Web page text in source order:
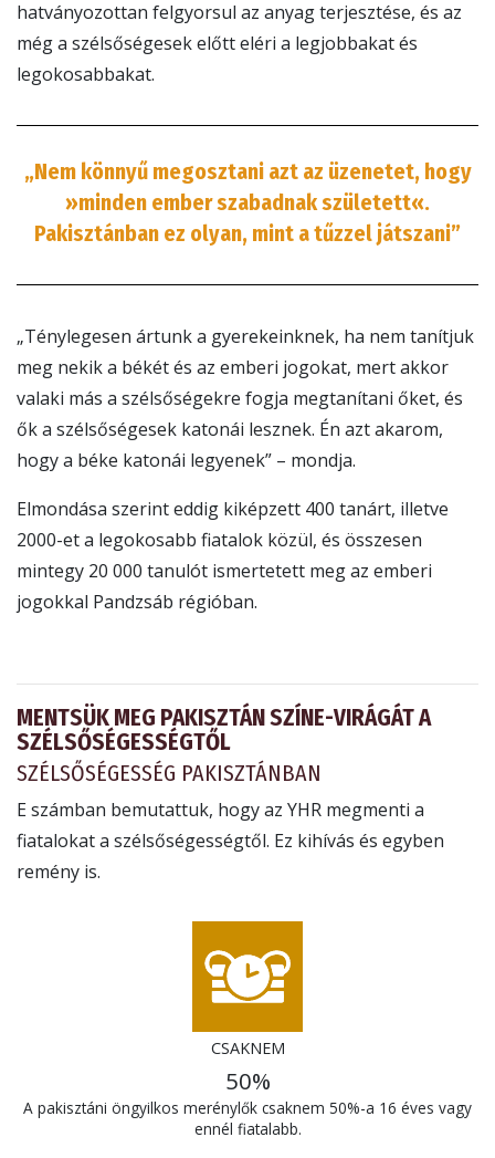
hatványozottan felgyorsul az anyag terjesztése, és az
még a szélsőségesek előtt eléri a legjobbakat és
legokosabbakat.
„Nem könnyű megosztani azt az üzenetet, hogy
»minden ember szabadnak született«.
Pakisztánban ez olyan, mint a tűzzel játszani”
„Ténylegesen ártunk a gyerekeinknek, ha nem tanítjuk
meg nekik a békét és az emberi jogokat, mert akkor
valaki más a szélsőségekre fogja megtanítani őket, és
ők a szélsőségesek katonái lesznek. Én azt akarom,
hogy a béke katonái legyenek” – mondja.
Elmondása szerint eddig kiképzett 400 tanárt, illetve
2000-et a legokosabb fiatalok közül, és összesen
mintegy 20 000 tanulót ismertetett meg az emberi
jogokkal Pandzsáb régióban.
MENTSÜK MEG PAKISZTÁN SZÍNE-VIRÁGÁT A
SZÉLSŐSÉGESSÉGTŐL
SZÉLSŐSÉGESSÉG PAKISZTÁNBAN
E számban bemutattuk, hogy az YHR megmenti a
fiatalokat a szélsőségességtől. Ez kihívás és egyben
remény is.
CSAKNEM
50%
A pakisztáni öngyilkos merénylők csaknem 50%-a 16 éves vagy
ennél fiatalabb.